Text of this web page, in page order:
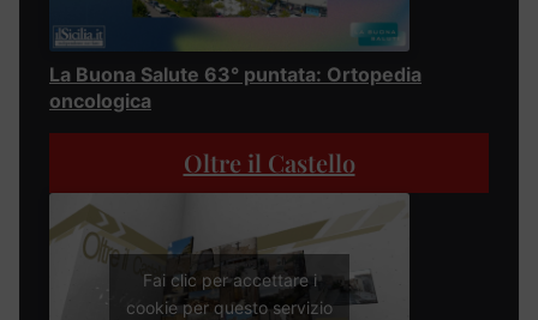
La Buona Salute 63° puntata: Ortopedia
oncologica
Oltre il Castello
Fai clic per accettare i
cookie per questo servizio